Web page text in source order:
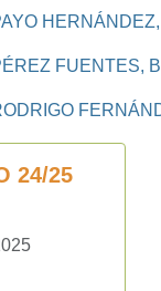
FUENTES,
24/25